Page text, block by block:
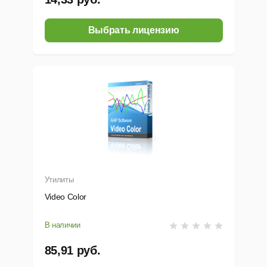
информации о базе данных.
аудио и видео файлов.
от других продуктов
комплекс предназначен не только для поиска заранее
разработчика приложения, но и для создания базы
Выбрать лицензию
Утилиты
Video Color
В наличии
85,91 руб.